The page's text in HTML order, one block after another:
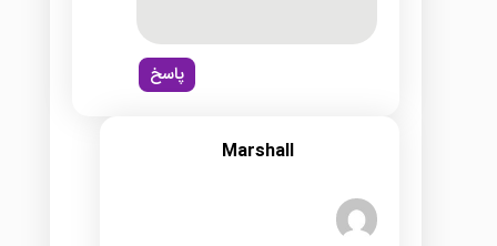
پاسخ
Marshall